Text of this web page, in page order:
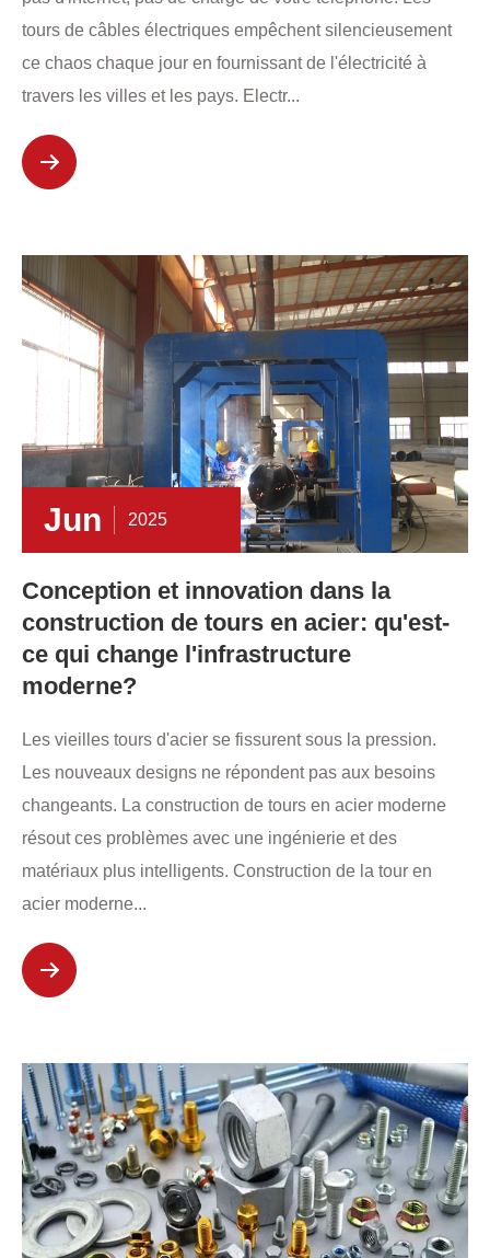
tours de câbles électriques empêchent silencieusement
ce chaos chaque jour en fournissant de l'électricité à
travers les villes et les pays. Electr...
Jun 2025
Conception et innovation dans la
construction de tours en acier: qu'est-
ce qui change l'infrastructure
moderne?
Les vieilles tours d'acier se fissurent sous la pression.
Les nouveaux designs ne répondent pas aux besoins
changeants. La construction de tours en acier moderne
résout ces problèmes avec une ingénierie et des
matériaux plus intelligents. Construction de la tour en
acier moderne...